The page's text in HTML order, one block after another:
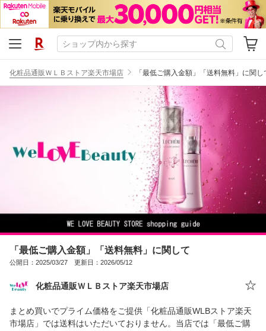
化粧品通販ＷＬＢストア楽天市場店 「最低ご購入金額」「送料無料」に関し
「最低ご購入金額」「送料無料」に関して
公開日：2025/03/27 更新日：2026/05/12
化粧品通販ＷＬＢストア楽天市場店
まとめ買いでプライム価格をご提供「化粧品通販WLBストア楽天
市場店」では送料はいただいておりません。当店では「最低ご購